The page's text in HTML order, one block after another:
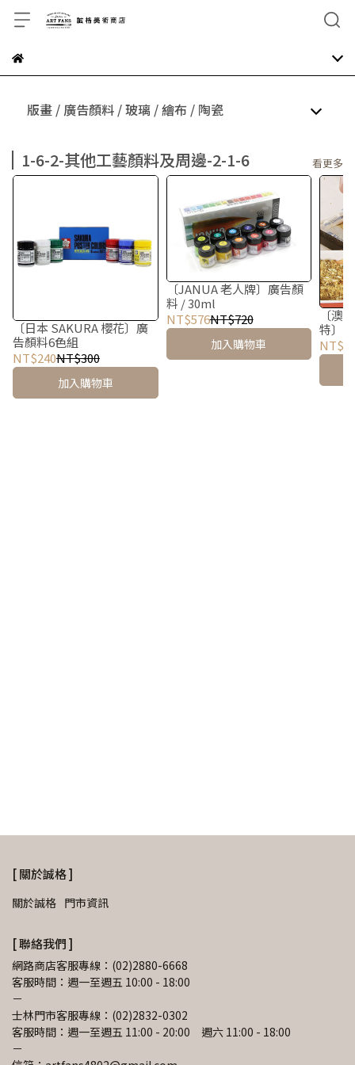
版畫 / 廣告顏料 / 玻璃 / 繪布 / 陶瓷
1-6-2-其他工藝顏料及周邊-2-1-6 看更多
〔日本 SAKURA 櫻花〕廣
告顏料6色組
NT$240NT$300
加入購物車
〔JANUA 老人牌〕廣告顏
料 / 30ml
NT$576NT$720
加入購物車
〔澳
特〕
[ 關於誠格 ]
關於誠格 門市資訊
[ 聯絡我們 ]
網路商店客服專線：(02)2880-6668
客服時間：週一至週五 10:00 - 18:00
－
士林門市客服專線：(02)2832-0302
客服時間：週一至週五 11:00 - 20:00　週六 11:00 - 18:00
－